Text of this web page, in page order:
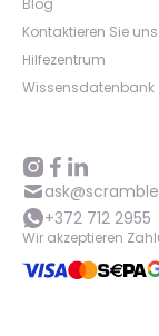
Blog
Kontaktieren Sie uns
Hilfezentrum
Wissensdatenbank
+372 712 2955
Wir akzeptieren